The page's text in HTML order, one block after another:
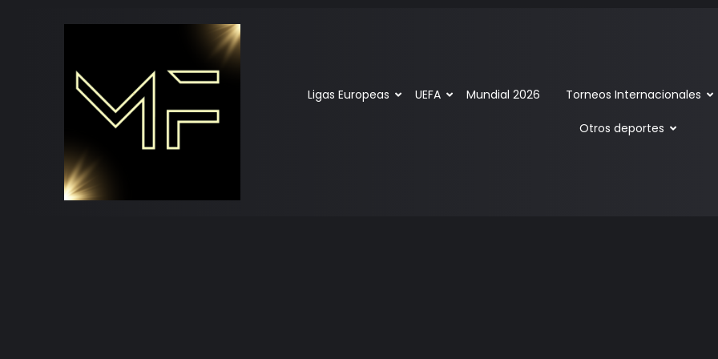
Ligas Europeas UEFA Mundial 2026 Torneos Internacionales
Otros deportes